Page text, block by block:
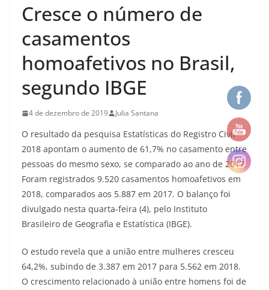
Cresce o número de
casamentos
homoafetivos no Brasil,
segundo IBGE
4 de dezembro de 2019 Julia Santana
O resultado da pesquisa Estatísticas do Registro Civil
2018 apontam o aumento de 61,7% no casamento entre
pessoas do mesmo sexo, se comparado ao ano de 2017.
Foram registrados 9.520 casamentos homoafetivos em
2018, comparados aos 5.887 em 2017. O balanço foi
divulgado nesta quarta-feira (4), pelo Instituto
Brasileiro de Geografia e Estatística (IBGE).
O estudo revela que a união entre mulheres cresceu
64,2%, subindo de 3.387 em 2017 para 5.562 em 2018.
O crescimento relacionado à união entre homens foi de